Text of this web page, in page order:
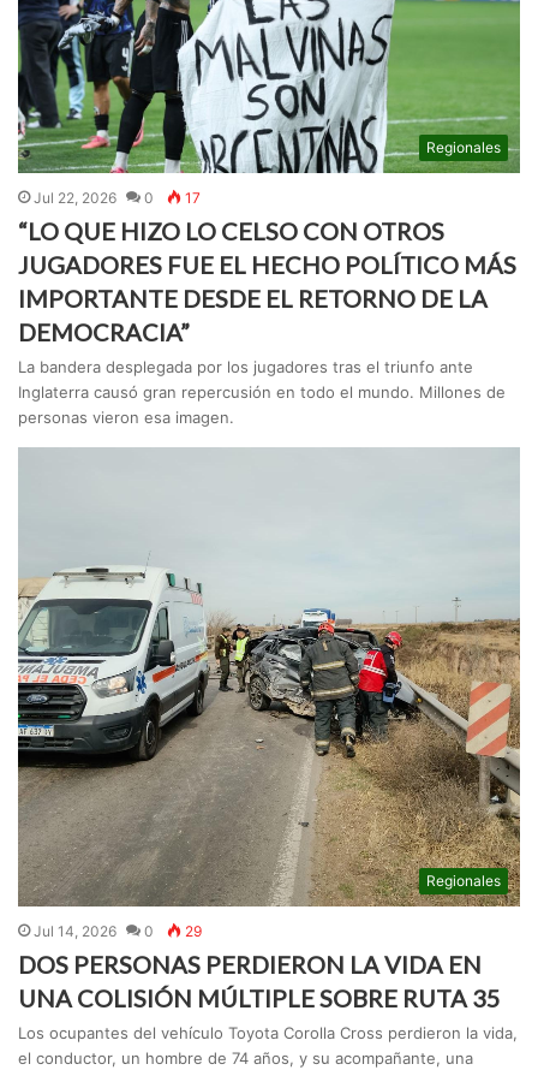
Regionales
Jul 22, 2026 0 17
“LO QUE HIZO LO CELSO CON OTROS
JUGADORES FUE EL HECHO POLÍTICO MÁS
IMPORTANTE DESDE EL RETORNO DE LA
DEMOCRACIA”
La bandera desplegada por los jugadores tras el triunfo ante
Inglaterra causó gran repercusión en todo el mundo. Millones de
personas vieron esa imagen.
Regionales
Jul 14, 2026 0 29
DOS PERSONAS PERDIERON LA VIDA EN
UNA COLISIÓN MÚLTIPLE SOBRE RUTA 35
Los ocupantes del vehículo Toyota Corolla Cross perdieron la vida,
el conductor, un hombre de 74 años, y su acompañante, una